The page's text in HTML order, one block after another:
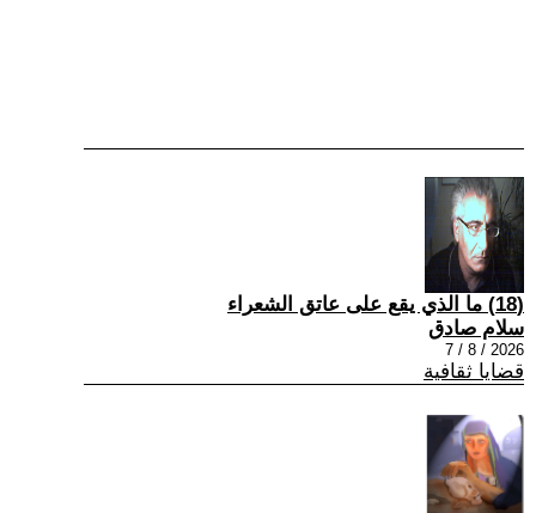
(18) ما الذي يقع على عاتق الشعراء
سلام صادق
2026 / 8 / 7
قضايا ثقافية